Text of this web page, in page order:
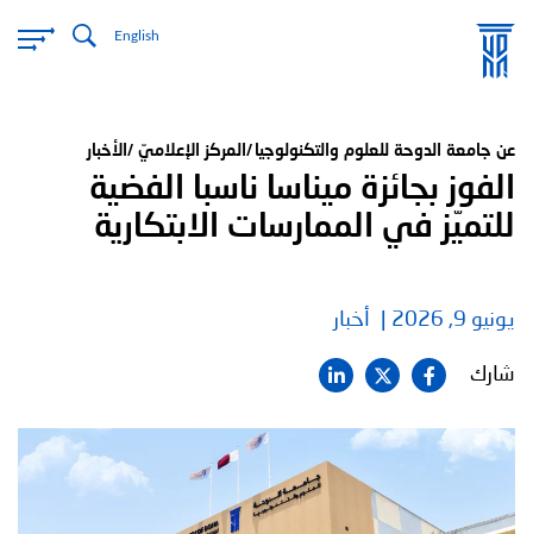
English
عن جامعة الدوحة للعلوم والتكنولوجيا المركز الإعلاميّ الأخبار
الفوز بجائزة ميناسا ناسبا الفضية
للتميّز في الممارسات الابتكارية
يونيو 9, 2026 أخبار
شارك